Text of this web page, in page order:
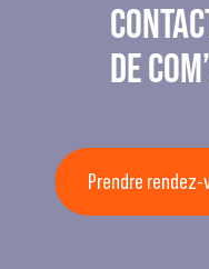
DE
Prendre rendez-